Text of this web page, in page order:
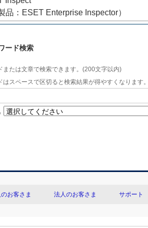
：ESET Enterprise Inspector）
ード検索
または文章で検索できます。(200文字以内)
はスペースで区切ると検索結果が得やすくなります。
お客さま 法人のお客さま サポート